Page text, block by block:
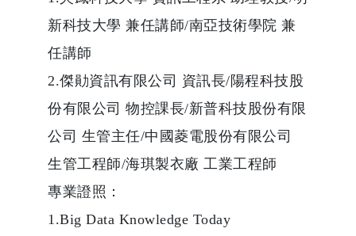
新科技大學 兼任講師/南亞技術學院 兼
任講師
2.傑勛資訊有限公司 資訊長/陽程科技股
份有限公司 物控課長/新普科技股份有限
公司 生管主任/中國菱電股份有限公司
生管工程師/海琪製衣廠 工業工程師
專業證照：
1.Big Data Knowledge Today